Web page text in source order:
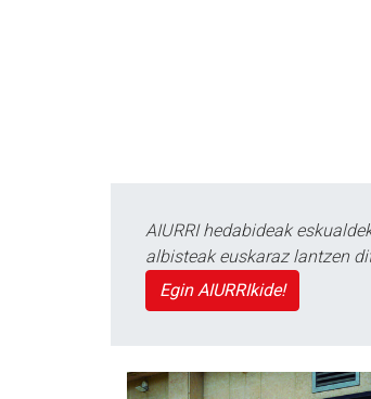
AIURRI hedabideak
albisteak euskaraz lantzen
Egin AIURRIkide!